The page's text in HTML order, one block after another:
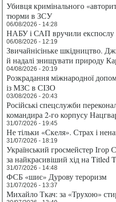
Убивця кримінального
тюрми в ЗСУ
06/08/2026 - 14:28
НАБУ і САП вручили
06/08/2026 - 12:19
Звичайнісіньке шкідництво.
й надалі знищувати природу
04/08/2026 - 20:19
Розкрадання міжнародної
із МЗС в СІЗО
03/08/2026 - 20:43
Російські спецслужби
командира 2-го корпусу
31/07/2026 - 19:45
Не тільки «Скеля». Страх і
31/07/2026 - 18:19
Український гросмейстер Ігор
за найкрасивіший хід на Titled
31/07/2026 - 14:48
ФСБ «шиє» Дурову тероризм
31/07/2026 - 13:37
Михайло Ткач: за «Трухою»